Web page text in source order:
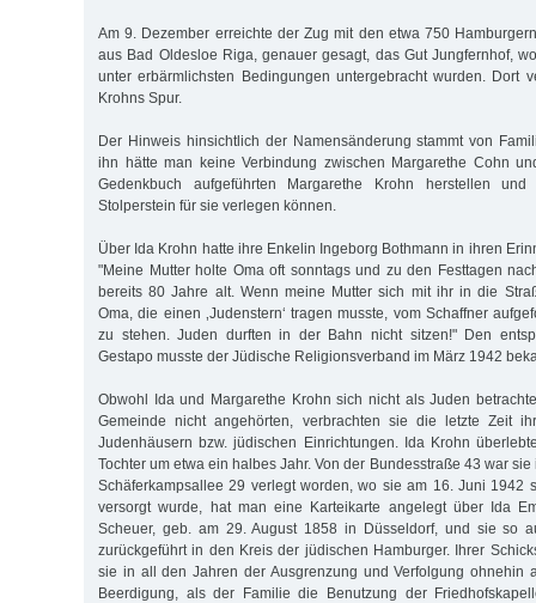
Am 9. Dezember erreichte der Zug mit den etwa 750
aus Bad Oldesloe Riga, genauer gesagt, das Gut Jungfernhof,
unter erbärmlichsten Bedingungen untergebracht wurden. Dort
Krohns Spur.
Der Hinweis hinsichtlich der Namensänderung stammt von
ihn hätte man keine Verbindung zwischen Margarethe Cohn
Gedenkbuch aufgeführten Margarethe Krohn herstellen
Stolperstein für sie verlegen können.
Über Ida Krohn hatte ihre Enkelin Ingeborg Bothmann in ihren
"Meine Mutter holte Oma oft sonntags und zu den Festtagen
bereits 80 Jahre alt. Wenn meine Mutter sich mit ihr in die
Oma, die einen ‚Judenstern‘ tragen musste, vom Schaffner
zu stehen. Juden durften in der Bahn nicht sitzen!" Den
Gestapo musste der Jüdische Religionsverband im März 1942
Obwohl Ida und Margarethe Krohn sich nicht als Juden
Gemeinde nicht angehörten, verbrachten sie die letzte Zeit
Judenhäusern bzw. jüdischen Einrichtungen. Ida Krohn
Tochter um etwa ein halbes Jahr. Von der Bundesstraße 43 war
Schäferkampsallee 29 verlegt worden, wo sie am 16. Juni 1942
versorgt wurde, hat man eine Karteikarte angelegt über Ida
Scheuer, geb. am 29. August 1858 in Düsseldorf, und sie so
zurückgeführt in den Kreis der jüdischen Hamburger. Ihrer
sie in all den Jahren der Ausgrenzung und Verfolgung ohnehin
Beerdigung, als der Familie die Benutzung der